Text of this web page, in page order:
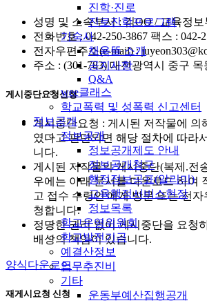
진학·진로
진로진학프로그램
기숙사
채움뜰 소개
공지사항
Q&A
wee클래스
학교폭력 및 성폭력 신고센터
정보공개
정보공개
정보공개제도 안내
정보공개청구
행정정보공표(알리미)
교육행정서비스현장
정보목록
학교운영위원회
학교발전기금
예결산정보
업무추진비
기타
운동부예산집행공개
성명 및 소속부서 : 김OO / 교육정보
전화번호 : 042-250-3867 팩스 : 042-
전자우편주소(e-mail) :
주소 : (301-783) 대전광역시 중구
게시중단요청신청
게시중단요청 : 게시된 저작물에 의
였다고 판단되면 해당 절차에 따라
니다.
게시된 저작물의 게시중단(복제.전
우에는 아래 문서를 다운로드 하여
고 접수 수령인'에게 방문 또는 전자
청합니다.
정당한 권리 없이 게시중단을 요청
배상의 책임이 있습니다.
양식다운로드
재게시요청 신청